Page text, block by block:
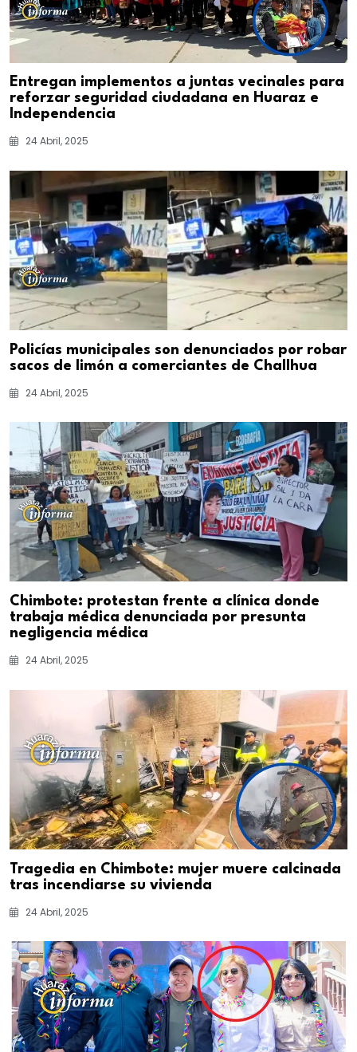
Entregan implementos a juntas vecinales para
reforzar seguridad ciudadana en Huaraz e
Independencia
24 Abril, 2025
Policías municipales son denunciados por robar
sacos de limón a comerciantes de Challhua
24 Abril, 2025
Chimbote: protestan frente a clínica donde
trabaja médica denunciada por presunta
negligencia médica
24 Abril, 2025
Tragedia en Chimbote: mujer muere calcinada
tras incendiarse su vivienda
24 Abril, 2025